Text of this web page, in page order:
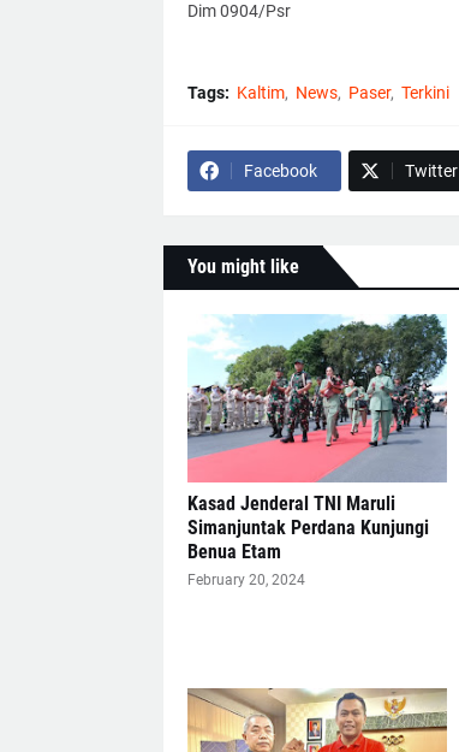
Dim 0904/Psr
Tags: Kaltim News Paser Terkini
Facebook Twitter
You might like
Kasad Jenderal TNI Maruli
Simanjuntak Perdana Kunjungi
Benua Etam
February 20, 2024